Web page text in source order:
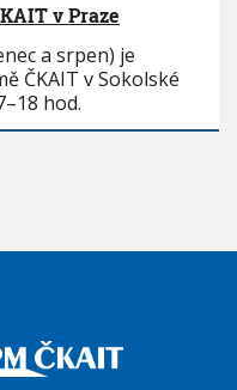
v Praze
a srpen) je
ČKAIT v Sokolské
hod.